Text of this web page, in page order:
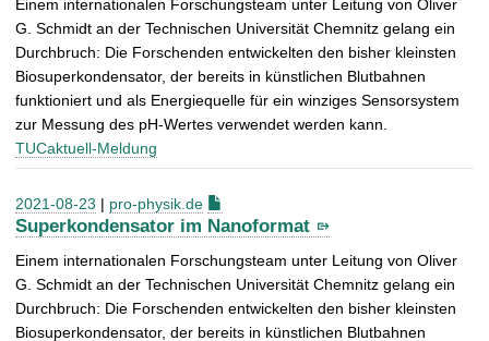
Einem inter­nationalen Forschungsteam unter Leitung von Oliver
G. Schmidt an der Technischen Universität Chemnitz gelang ein
Durchbruch: Die Forschenden entwickelten den bisher kleinsten
Biosuper­kondensator, der bereits in künst­lichen Blutbahnen
funktioniert und als Energiequelle für ein winziges Sensor­system
zur Messung des pH-Wertes verwendet werden kann.
TUCaktuell-Meldung
2021-08-23 | pro-physik.de
Superkondensator im Nanoformat
Einem inter­nationalen Forschungsteam unter Leitung von Oliver
G. Schmidt an der Technischen Universität Chemnitz gelang ein
Durchbruch: Die Forschenden entwickelten den bisher kleinsten
Biosuper­kondensator, der bereits in künst­lichen Blutbahnen